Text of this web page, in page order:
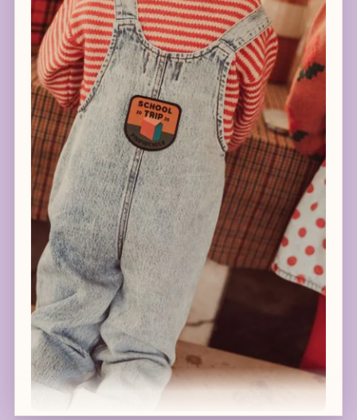
Login ouders - geboortelijst
Over Club Coucoun
Ons verhaal
Events
Contact
Mijn account
Log in
Verzenden en retourneren
Algemene voorwaarden